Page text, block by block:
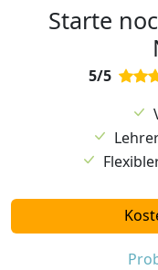
Starte
5/5